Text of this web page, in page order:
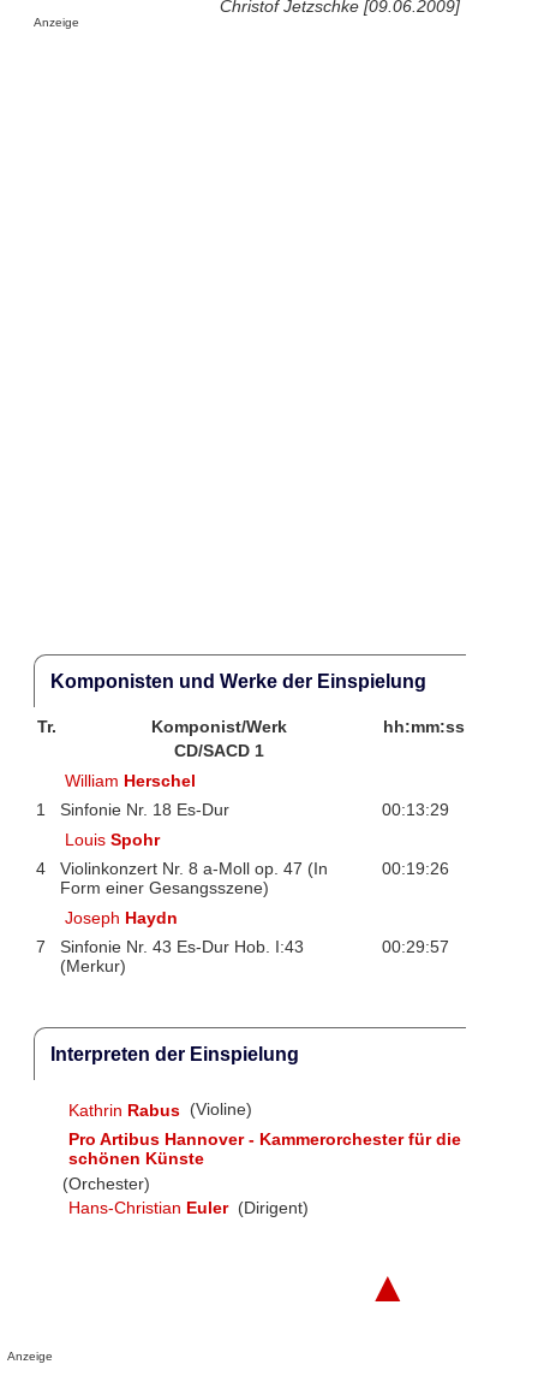
Christof Jetzschke [09.06.2009]
Anzeige
Komponisten und Werke der Einspielung
Tr. Komponist/Werk
hh:mm:ss
CD/SACD 1
William Herschel
1
Sinfonie Nr. 18 Es-Dur
00:13:29
LouisSpohr
4
Violinkonzert Nr. 8 a-Moll op. 47 (In
Form einer Gesangsszene)
00:19:26
Joseph Haydn
7
Sinfonie Nr. 43 Es-Dur Hob. I:43
(Merkur)
00:29:57
Interpreten der Einspielung
Kathrin Rabus (Violine)
Pro Artibus Hannover - Kammerorchester für die
schönen Künste
(Orchester)
Hans-Christian Euler (Dirigent)
▲
Anzeige